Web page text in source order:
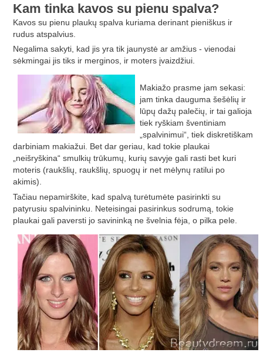
Kam tinka kavos su pienu spalva?
Kavos su pienu plaukų spalva kuriama derinant pieniškus ir
rudus atspalvius.
Negalima sakyti, kad jis yra tik jaunystė ar amžius - vienodai
sėkmingai jis tiks ir merginos, ir moters įvaizdžiui.
Makiažo prasme jam sekasi:
jam tinka dauguma šešėlių ir
lūpų dažų palečių, ir tai galioja
tiek ryškiam šventiniam
„spalvinimui“, tiek diskretiškam
darbiniam makiažui. Bet dar geriau, kad tokie plaukai
„neišryškina“ smulkių trūkumų, kurių savyje gali rasti bet kuri
moteris (raukšlių, raukšlių, spuogų ir net mėlynų ratilui po
akimis).
Tačiau nepamirškite, kad spalvą turėtumėte pasirinkti su
patyrusiu spalvininku. Neteisingai pasirinkus sodrumą, tokie
plaukai gali paversti jo savininką ne švelnia fėja, o pilka pele.